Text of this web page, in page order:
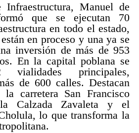
Infraestructura, Manuel de
que se ejecutan 70
en todo el estado,
en proceso y una ya se
inversión de más de 953
En la capital poblana se
vialidades principales,
de 600 calles. Destacan
la carretera San Francisco
la Calzada Zavaleta y el
lo que transforma la